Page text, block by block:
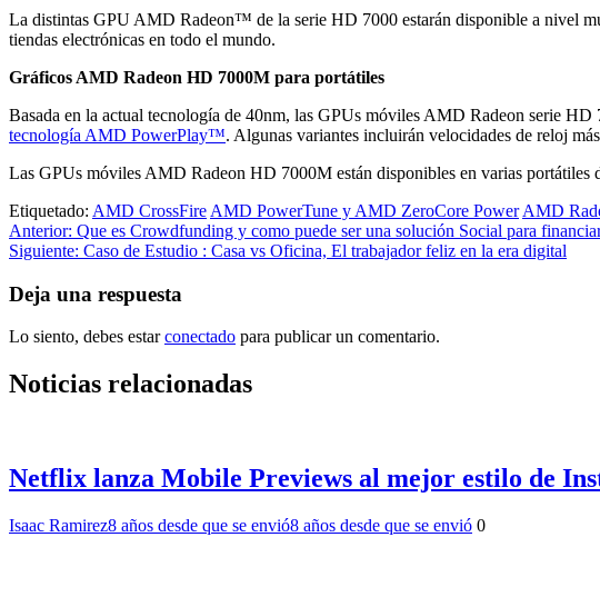
La distintas GPU AMD Radeon™ de la serie HD 7000 estarán disponible a nivel
tiendas electrónicas en todo el mundo.
Gráficos AMD Radeon HD 7000M para portátiles
Basada en la actual tecnología de 40nm, las GPUs móviles AMD Radeon serie
tecnología AMD PowerPlay™. Algunas variantes incluirán velocidades de reloj
Las GPUs móviles AMD Radeon HD 7000M están disponibles en varias portátiles
Etiquetado: AMD CrossFire AMD PowerTune y AMD ZeroCore Power AMD
Navegación
de
entradas
Anterior: Que es Crowdfunding y como puede ser una solución Social para
Siguiente: Caso de Estudio : Casa vs Oficina, El trabajador feliz en la era digital
Deja una respuesta
Lo siento, debes estarconectado para publicar un comentario.
Noticias relacionadas
Netflix lanza Mobile Previews al mejor estilo de
Isaac Ramirez8 años desde que se envió8 años desde que se envió 0